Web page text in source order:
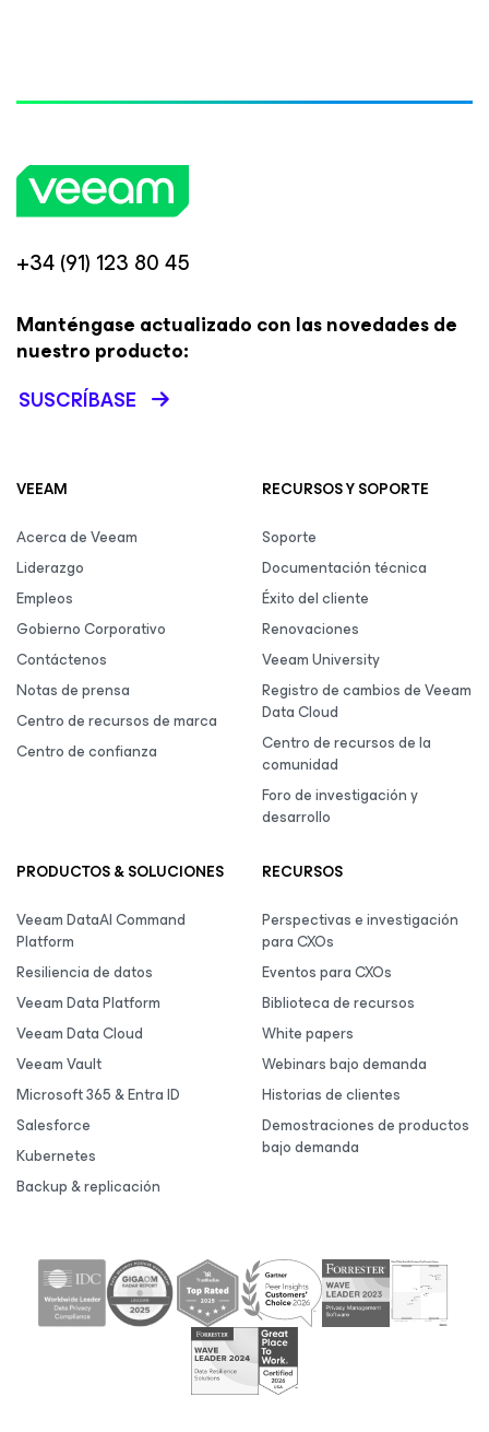
+34 (91) 123 80 45
Manténgase actualizado con las novedades de
nuestro producto:
SUSCRÍBASE
VEEAM
Acerca de Veeam
Liderazgo
Empleos
Gobierno Corporativo
Contáctenos
Notas de prensa
Centro de recursos de marca
Centro de confianza
RECURSOS Y SOPORTE
Soporte
Documentación técnica
Éxito del cliente
Renovaciones
Veeam University
Registro de cambios de Veeam
Data Cloud
Centro de recursos de la
comunidad
Foro de investigación y
desarrollo
PRODUCTOS & SOLUCIONES
Veeam DataAI Command
Platform
Resiliencia de datos
Veeam Data Platform
Veeam Data Cloud
Veeam Vault
Microsoft 365 & Entra ID
Salesforce
Kubernetes
Backup & replicación
RECURSOS
Perspectivas e investigación
para CXOs
Eventos para CXOs
Biblioteca de recursos
White papers
Webinars bajo demanda
Historias de clientes
Demostraciones de productos
bajo demanda